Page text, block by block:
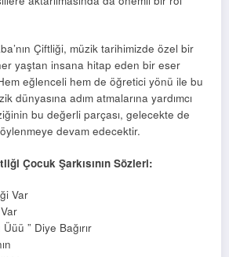
Çiftliği, müzik tarihimizde özel bir
yaştan insana hitap eden bir eser
eğlenceli hem de öğretici yönü ile bu
dünyasına adım atmalarına yardımcı
bu değerli parçası, gelecekte de
devam edecektir.
Çocuk Şarkısının Sözleri:
Var
” Diye Bağırır